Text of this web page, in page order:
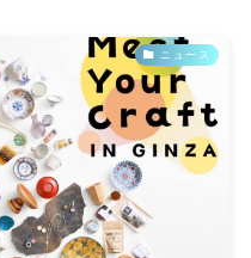
ニュース